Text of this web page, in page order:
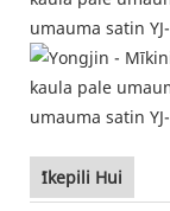
ʻIkepili Hui